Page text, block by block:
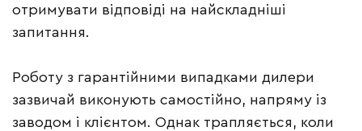
отримувати відповіді на найскладніші
запитання.
Роботу з гарантійними випадками дилери
зазвичай виконують самостійно, напряму із
заводом і клієнтом. Однак трапляється, коли